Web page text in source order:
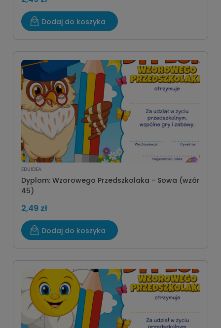
Dodaj do koszyka
EDUIDEA
Dyplom: Wzorowego Przedszkolaka - Sowa (wzór
45)
2,49 zł
Dodaj do koszyka